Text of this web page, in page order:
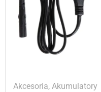
Akcesoria, Akumulatory